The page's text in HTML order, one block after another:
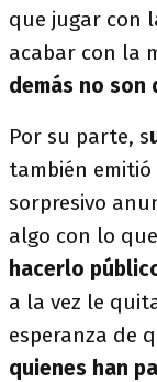
que jugar con
acabar con la
demás no
Por su parte, s
también
sorpresivo
algo con lo
hacerlo
a la vez le
esperanza de
quienes han